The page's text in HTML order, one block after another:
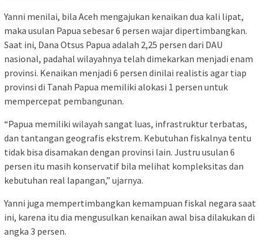
Yanni menilai, bila Aceh mengajukan kenaikan dua kali lipat,
maka usulan Papua sebesar 6 persen wajar dipertimbangkan.
Saat ini, Dana Otsus Papua adalah 2,25 persen dari DAU
nasional, padahal wilayahnya telah dimekarkan menjadi enam
provinsi. Kenaikan menjadi 6 persen dinilai realistis agar tiap
provinsi di Tanah Papua memiliki alokasi 1 persen untuk
mempercepat pembangunan.
“Papua memiliki wilayah sangat luas, infrastruktur terbatas,
dan tantangan geografis ekstrem. Kebutuhan fiskalnya tentu
tidak bisa disamakan dengan provinsi lain. Justru usulan 6
persen itu masih konservatif bila melihat kompleksitas dan
kebutuhan real lapangan,” ujarnya.
Yanni juga mempertimbangkan kemampuan fiskal negara saat
ini, karena itu dia mengusulkan kenaikan awal bisa dilakukan di
angka 3 persen.